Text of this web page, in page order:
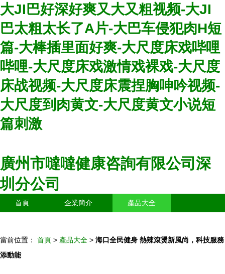
大JI巴好深好爽又大又粗视频-大JI
巴太粗太长了A片-大巴车侵犯肉H短
篇-大棒插里面好爽-大尺度床戏哔哩
哔哩-大尺度床戏激情戏裸戏-大尺度
床战视频-大尺度床震捏胸呻吟视频-
大尺度到肉黄文-大尺度黄文小说短
篇刺激
廣州市噠噠健康咨詢有限公司深
圳分公司
首頁 企業簡介 產品大全
當前位置： 首頁 > 產品大全 > 海口全民健身 熱辣滾燙新風尚，科技服務
添動能